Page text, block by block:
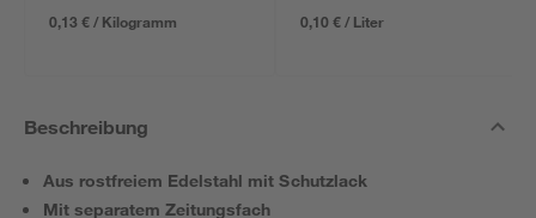
0,13 € / Kilogramm 0,10 € / Liter
Beschreibung
Aus rostfreiem Edelstahl mit Schutzlack
Mit separatem Zeitungsfach